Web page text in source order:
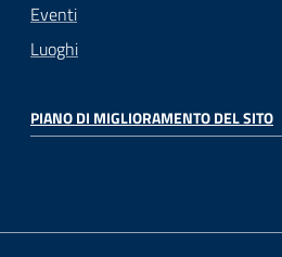
Eventi
Luoghi
PIANO DI MIGLIORAMENTO DEL SITO